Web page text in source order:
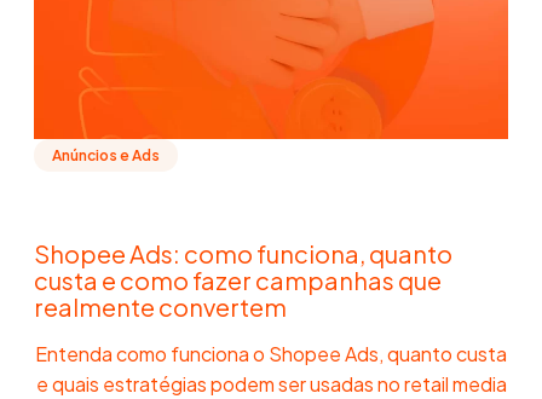
Anúncios e Ads
Shopee Ads: como funciona, quanto
custa e como fazer campanhas que
realmente convertem
Entenda como funciona o Shopee Ads, quanto custa
e quais estratégias podem ser usadas no retail media